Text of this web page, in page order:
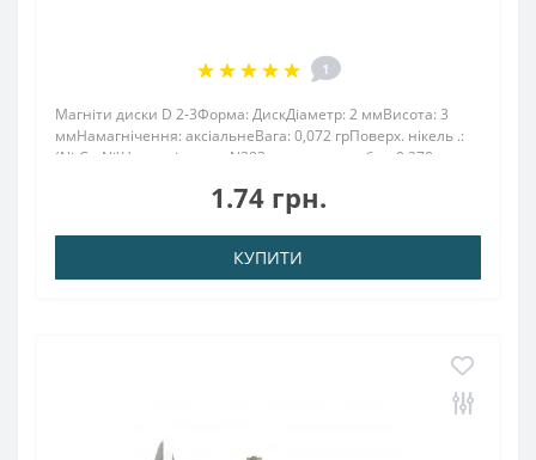
1
Магніти диски D 2-3Форма: ДискДіаметр: 2 ммВисота: 3
ммНамагнічення: аксіальнеВага: 0,072 грПоверх. нікель .:
(Ni-Cu-Ni)Намагнічення: N38Зчеплення прибл .: 0.278
2х3 мм складається зі сплав..1.74 грн.
КУПИТИ